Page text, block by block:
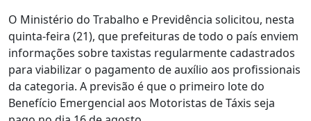
O Ministério do Trabalho e Previdência solicitou, nesta
quinta-feira (21), que prefeituras de todo o país enviem
informações sobre taxistas regularmente cadastrados
para viabilizar o pagamento de auxílio aos profissionais
da categoria. A previsão é que o primeiro lote do
Benefício Emergencial aos Motoristas de Táxis seja